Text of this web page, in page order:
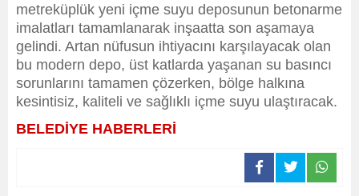
metreküplük yeni içme suyu deposunun betonarme
imalatları tamamlanarak inşaatta son aşamaya
gelindi. Artan nüfusun ihtiyacını karşılayacak olan
bu modern depo, üst katlarda yaşanan su basıncı
sorunlarını tamamen çözerken, bölge halkına
kesintisiz, kaliteli ve sağlıklı içme suyu ulaştıracak.
BELEDİYE HABERLERİ